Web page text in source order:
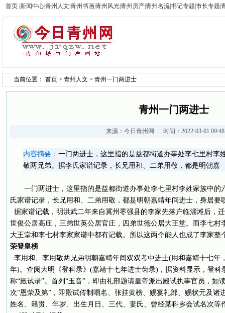
首页 新闻中心青州人文 青州书画青州风光青州房产青州名流书记专题 市长专题
当前位置： 首页 > 青州人文 > 青州一门两进士
青州一门两进士
来源： 今日青州网 时间：2022-03-01
内容摘要： 一门两进士，这里指的是益都街道办事处李七里村李
敬两兄弟。据李氏家谱记录，长兄用和、二弟用敬，都是明朝嘉
一门两进士，这里指的是益都街道办事处李七里村李姓家族中的
氏家谱记录，长兄用和、二弟用敬，都是明朝嘉靖年间进士，身居要
据家谱记载，明洪武二年来自冀州枣强县的李家先落户临淄滩后，
世俊公居高庄，三弟世英公居官庄，四弟世德公居大王堂。而李七村
大王堂和李七村李家家谱中都有记载。所以这两个能人也成了李家整
荣登皇榜
李用和、李用敬两兄弟明朝嘉靖年间双双考中进士(用和嘉靖十七年
年)。查阅大明《登科录》(嘉靖十七年进士齿录)，据资料显示，登科
称“殿试录”。首列“玉音”，即由礼部题请皇帝派出殿试执事官员，如
次“恩荣及第”，即殿试传制唱名、张挂黄榜、赐宴礼部、赐状元及诸
姓名、籍贯、年岁、出生月日、三代、妻氏、曾经某科乡会试名次等